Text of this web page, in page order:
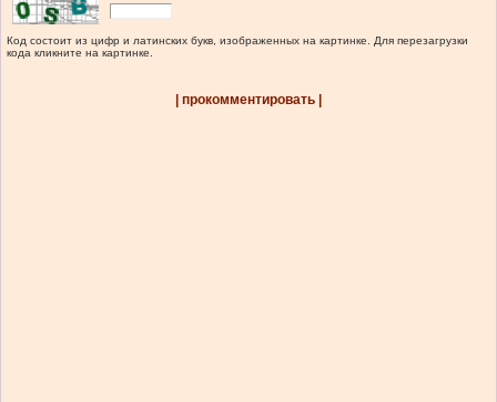
Код состоит из цифр и латинских букв, изображенных на картинке. Для перезагрузки
кода кликните на картинке.
| прокомментировать |